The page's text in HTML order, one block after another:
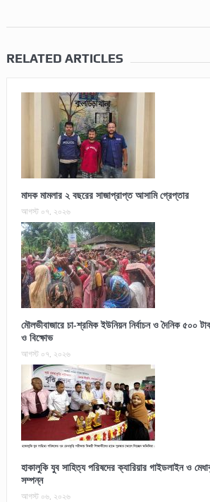
RELATED ARTICLES
মাদক মামলার ২ বছরের সাজাপ্রাপ্ত আসামি গ্রেপ্তার
আগস্ট ০৭, ২০২৬
মৌলভীবাজারে চা-শ্রমিক ইউনিয়ন নির্বাচন ও দৈনিক ৫০০
ও বিক্ষোভ
আগস্ট ০৭, ২০২৬
হাকালুকি যুব সাহিত্য পরিষদের ক্যারিয়ার গাইডলাইন ও
সম্পন্ন
আগস্ট ০৬, ২০২৬